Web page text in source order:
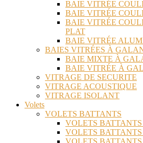
BAIE VITRÉE
BAIE VITRÉE
BAIE VITRÉE
PLAT
BAIE VITRÉE
BAIES VITRÉES À
BAIE MIXTE À
BAIE VITRÉE À
VITRAGE DE SECURITE
VITRAGE ACOUSTIQUE
VITRAGE ISOLANT
Volets
VOLETS BATTANTS
VOLETS
VOLETS BATTANTS